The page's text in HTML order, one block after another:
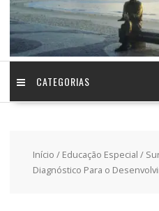
CATEGORIAS
Início / Educação Especial /
Diagnóstico Para o